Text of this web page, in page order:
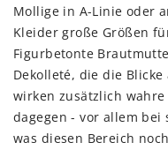
Mollige in A-Linie oder
Kleider große Größen
Figurbetonte
Dekolleté, die die
wirken zusätzlich
dagegen - vor allem
was diesen Bereich